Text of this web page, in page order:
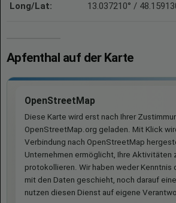
Long/Lat: 13.037210° /
Apfenthal auf der Karte
OpenStreetMap
Diese Karte wird erst nach Ihrer
OpenStreetMap.org geladen. Mit Klick
Verbindung nach OpenStreetMap
Unternehmen ermöglicht, Ihre Aktivitäten
protokollieren. Wir haben weder Kenntnis
mit den Daten geschieht, noch darauf
nutzen diesen Dienst auf eigene